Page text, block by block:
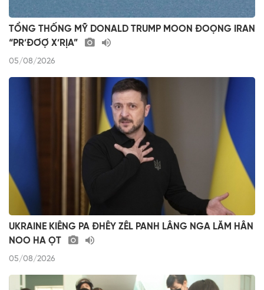
TỔNG THỐNG MỸ DONALD TRUMP MOON ĐOỌNG IRAN
“PR’ĐƠỢ X’RỊA”
05/08/2026
UKRAINE KIÊNG PA ĐHÊY ZÊL PANH LÂNG NGA LĂM HÂN
NOO HA ỌT
05/08/2026